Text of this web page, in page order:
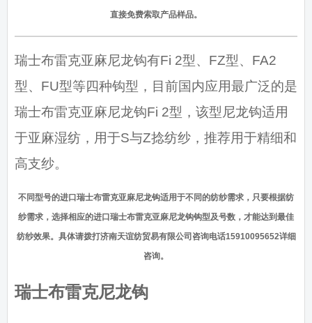
直接免费索取产品样品。
瑞士布雷克亚麻尼龙钩有Fi 2型、FZ型、FA2
型、FU型等四种钩型，目前国内应用最广泛的是
瑞士布雷克亚麻尼龙钩Fi 2型，该型尼龙钩适用
于亚麻湿纺，用于S与Z捻纺纱，推荐用于精细和
高支纱。
不同型号的进口瑞士布雷克亚麻尼龙钩适用于不同的纺纱需求，只要根据纺
纱需求，选择相应的进口瑞士布雷克亚麻尼龙钩钩型及号数，才能达到最佳
纺纱效果。具体请拨打济南天谊纺贸易有限公司咨询电话15910095652详细
咨询。
瑞士布雷克尼龙钩